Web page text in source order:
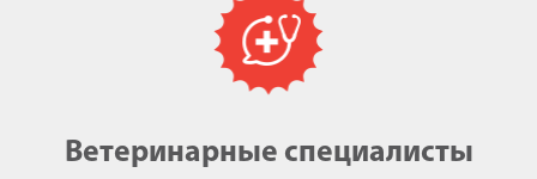
Ветеринарные специалисты